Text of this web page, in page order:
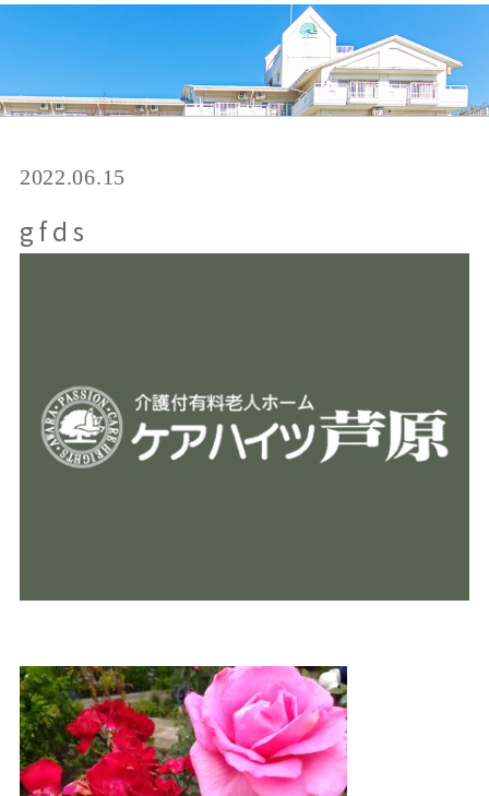
2022.06.15
gfds